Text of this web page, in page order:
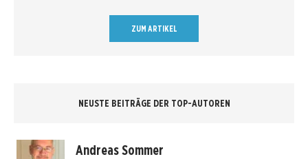
ZUM ARTIKEL
NEUSTE BEITRÄGE DER TOP-AUTOREN
Andreas Sommer